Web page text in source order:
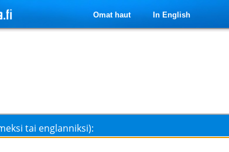
Omat haut In English
tai englanniksi):